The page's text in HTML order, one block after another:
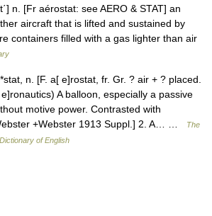
n. [Fr aérostat: see AERO & STAT] an
aircraft that is lifted and sustained by
containers filled with a gas lighter than air
n. [F. a[ e]rostat, fr. Gr. ? air + ? placed.
A balloon, especially a passive
motive power. Contrasted with
+Webster 1913 Suppl.] 2. A… …
The
of English